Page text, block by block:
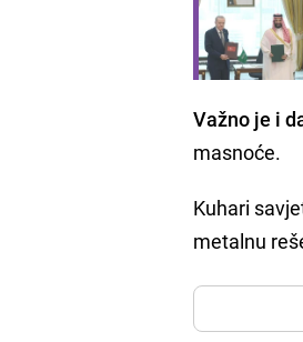
Važno je i
masnoće.
Kuhari
metalnu